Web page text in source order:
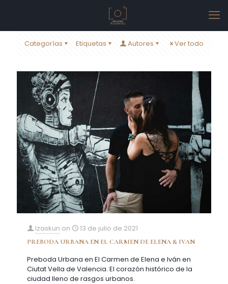
Categorías Etiquetas Autores Ver todo
Izaskun on 13 de julio de 2021
PREBODA URBANA EN EL CARMEN DE ELENA & IVAN
Preboda Urbana en El Carmen de Elena e Iván en
Ciutat Vella de Valencia. El corazón histórico de la
ciudad lleno de rasgos urbanos.